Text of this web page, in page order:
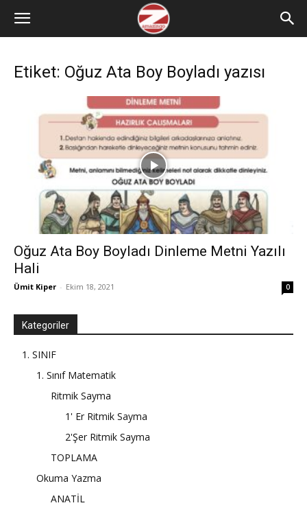
Etiket: Oğuz Ata Boy Boyladı yazısı
Oğuz Ata Boy Boyladı Dinleme Metni Yazılı
Hali
Ümit Kiper - Ekim 18, 2021 0
Kategoriler
1. SINIF
1. Sınıf Matematik
Ritmik Sayma
1' Er Ritmik Sayma
2'Şer Ritmik Sayma
TOPLAMA
Okuma Yazma
ANATİL